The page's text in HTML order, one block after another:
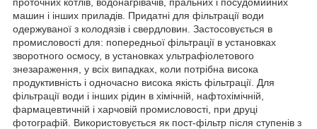
машин і інших приладів. Придатні для фільтрації води
одержуваної з колодязів і свердловин. Застосовується в
промисловості для: попередньої фільтрації в установках
зворотного осмосу, в установках ультрафіолетового
знезараження, у всіх випадках, коли потрібна висока
продуктивність і одночасно висока якість фільтрації. Для
фільтрації води і інших рідин в хімічній, нафтохімічній,
фармацевтичній і харчовій промисловості, при друці
фотографій. Використовується як пост-фільтр після ступенів з